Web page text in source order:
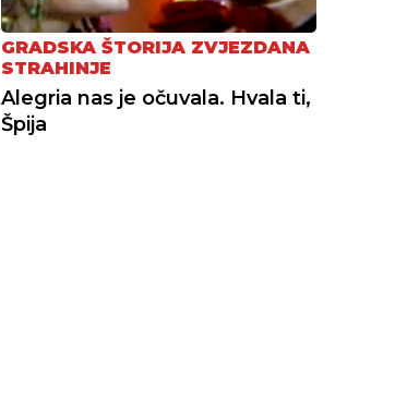
GRADSKA ŠTORIJA ZVJEZDANA
STRAHINJE
Alegria nas je očuvala. Hvala ti,
Špija